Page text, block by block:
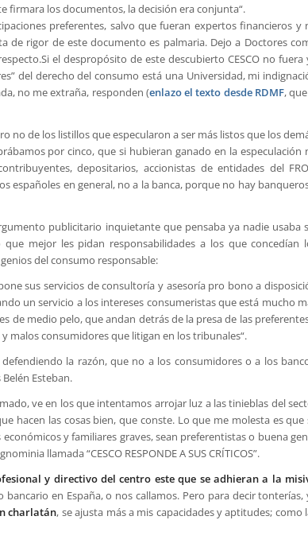
firmara los documentos, la decisión era conjunta“.
preferentes, salvo que fueran expertos financieros y
de rigor de este documento es palmaria. Dejo a Doctores
el despropósito de este descubierto CESCO no fuera
del derecho del consumo está una Universidad, mi
no me extraña, responden (enlazo el texto desde RDMF,
no de los listillos que especularon a ser más listos que los
por cinco, que si hubieran ganado en la especulación
depositarios, accionistas de entidades del
españoles en general, no a la banca, porque no hay
publicitario inquietante que pensaba ya nadie usaba
mejor les pidan responsabilidades a los que concedían
del consumo responsable:
sus servicios de consultoría y asesoría pro bono a
un servicio a los intereses consumeristas que está mucho
de medio pelo, que andan detrás de la presa de las
malos consumidores que litigan en los tribunales“.
la razón, que no a los consumidores o a los
Esteban.
ve en los que intentamos arrojar luz a las tinieblas del
hacen las cosas bien, que conste. Lo que me molesta es que
y familiares graves, sean preferentistas o buena
llamada “CESCO RESPONDE A SUS CRÍTICOS”.
y directivo del centro este que se adhieran a la
en España, o nos callamos. Pero para decir tonterías,
charlatán, se ajusta más a mis capacidades y aptitudes; como